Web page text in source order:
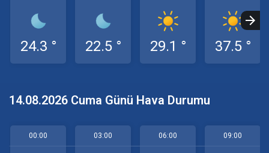
24.3 ° 22.5 ° 29.1 ° 37.5 °
14.08.2026 Cuma Günü Hava Durumu
00:00 03:00 06:00 09:00